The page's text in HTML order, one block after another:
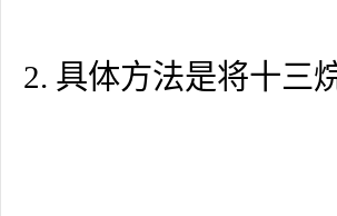
2. 具体方法是将十三